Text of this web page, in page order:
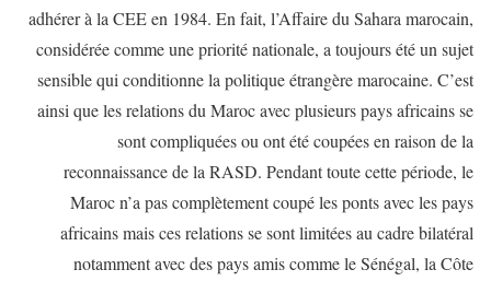
adhérer à la CEE en 1984. En fait, l’Affaire du Sahara marocain,
considérée comme une priorité nationale, a toujours été un sujet
sensible qui conditionne la politique étrangère marocaine. C’est
ainsi que les relations du Maroc avec plusieurs pays africains se
sont compliquées ou ont été coupées en raison de la
reconnaissance de la RASD. Pendant toute cette période, le
Maroc n’a pas complètement coupé les ponts avec les pays
africains mais ces relations se sont limitées au cadre bilatéral
notamment avec des pays amis comme le Sénégal, la Côte